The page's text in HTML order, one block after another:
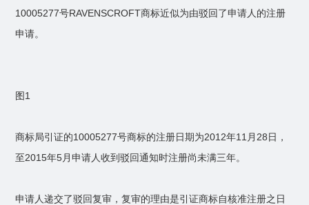
10005277号RAVENSCROFT商标近似为由驳回了申请人的注册
申请。
图1
商标局引证的10005277号商标的注册日期为2012年11月28日，
至2015年5月申请人收到驳回通知时注册尚未满三年。
申请人递交了驳回复审，复审的理由是引证商标自核准注册之日